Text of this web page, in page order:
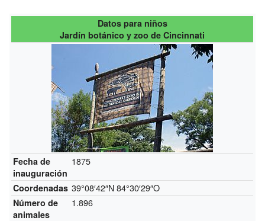
Datos para niños
Jardín botánico y zoo de Cincinnati
Fecha de
inauguración
1875
Coordenadas 39°08′42″N84°30′29″O
Número de
animales
1.896